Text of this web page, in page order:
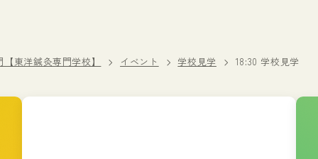
東洋鍼灸専門学校】 イベント 学校見学 18:30 学校見学